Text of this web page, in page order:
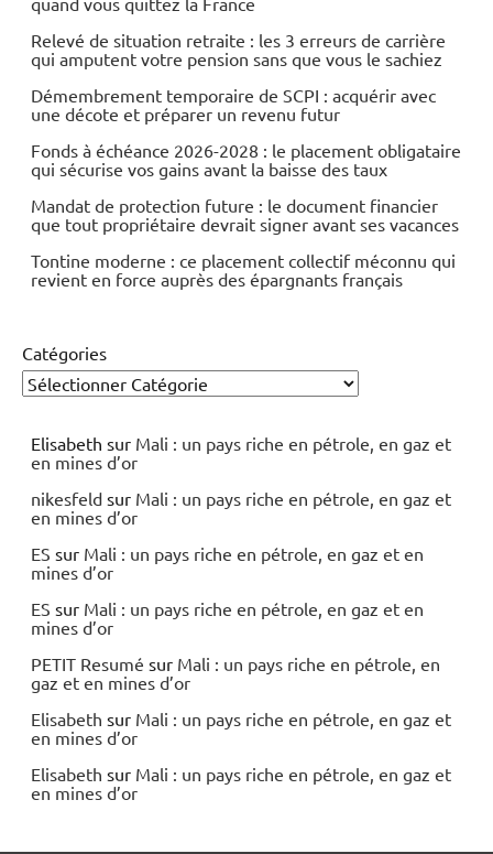
Relevé de situation retraite : les 3 erreurs de carrière
qui amputent votre pension sans que vous le sachiez
Démembrement temporaire de SCPI : acquérir avec
une décote et préparer un revenu futur
Fonds à échéance 2026-2028 : le placement obligataire
qui sécurise vos gains avant la baisse des taux
Mandat de protection future : le document financier
que tout propriétaire devrait signer avant ses vacances
Tontine moderne : ce placement collectif méconnu qui
revient en force auprès des épargnants français
Catégories
Elisabeth sur Mali : un pays riche en pétrole, en gaz et
en mines d’or
nikesfeld sur Mali : un pays riche en pétrole, en gaz et
en mines d’or
ES sur Mali : un pays riche en pétrole, en gaz et en
mines d’or
ES sur Mali : un pays riche en pétrole, en gaz et en
mines d’or
PETIT Resumé sur Mali : un pays riche en pétrole, en
gaz et en mines d’or
Elisabeth sur Mali : un pays riche en pétrole, en gaz et
en mines d’or
Elisabeth sur Mali : un pays riche en pétrole, en gaz et
en mines d’or